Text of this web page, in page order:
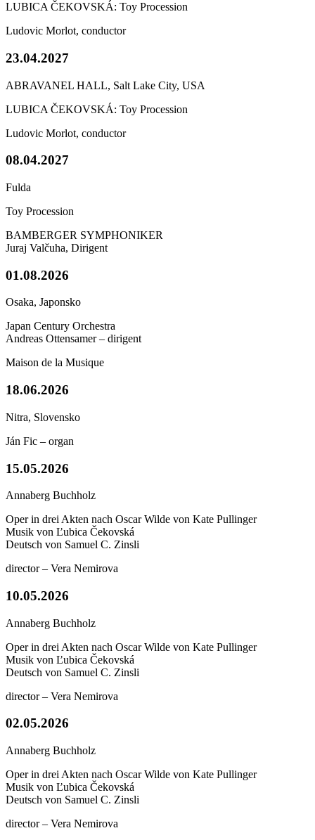
LUBICA ČEKOVSKÁ: Toy Procession
Ludovic Morlot, conductor
23.04.2027
ABRAVANEL HALL, Salt Lake City, USA
LUBICA ČEKOVSKÁ: Toy Procession
Ludovic Morlot, conductor
08.04.2027
Fulda
Toy Procession
BAMBERGER SYMPHONIKER
Juraj Valčuha, Dirigent
01.08.2026
Osaka, Japonsko
Japan Century Orchestra
Andreas Ottensamer – dirigent
Maison de la Musique
18.06.2026
Nitra, Slovensko
Ján Fic – organ
15.05.2026
Annaberg Buchholz
Oper in drei Akten nach Oscar Wilde von Kate Pullinger
Musik von Ľubica Čekovská
Deutsch von Samuel C. Zinsli
director – Vera Nemirova
10.05.2026
Annaberg Buchholz
Oper in drei Akten nach Oscar Wilde von Kate Pullinger
Musik von Ľubica Čekovská
Deutsch von Samuel C. Zinsli
director – Vera Nemirova
02.05.2026
Annaberg Buchholz
Oper in drei Akten nach Oscar Wilde von Kate Pullinger
Musik von Ľubica Čekovská
Deutsch von Samuel C. Zinsli
director – Vera Nemirova